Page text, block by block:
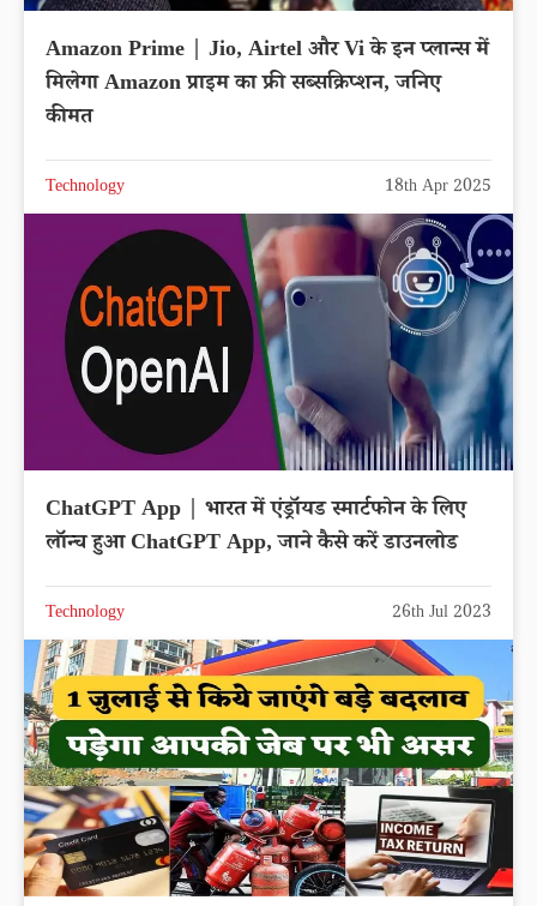
Amazon Prime | Jio, Airtel और Vi के इन प्लान्स में
मिलेगा Amazon प्राइम का फ्री सब्सक्रिप्शन, जनिए
कीमत
Technology 18th Apr 2025
ChatGPT App | भारत में एंड्रॉयड स्मार्टफोन के लिए
लॉन्च हुआ ChatGPT App, जाने कैसे करें डाउनलोड
Technology 26th Jul 2023